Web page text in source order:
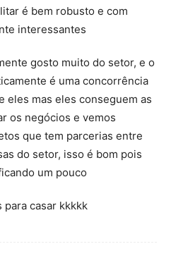
é bem robusto e com
interessantes
gosto muito do setor, e o
é uma concorrência
eles mas eles conseguem as
os negócios e vemos
que tem parcerias entre
do setor, isso é bom pois
um pouco
para casar kkkkk